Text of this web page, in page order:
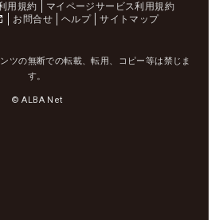
用規約
マイページサービス利用規約
お問合せ ヘルプ サイトマップ
ツの無断での転載、転用、コピー等は禁じま
す。
© ALBA Net